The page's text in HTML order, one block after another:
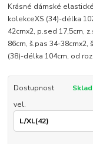
Krásné dámské
kolekceXS (34)-délka
42cmx2, p.sed 17,5cm,
86cm, š.pas 34-38cmx2,
(38)-délka 104cm, od
Dostupnost
vel.